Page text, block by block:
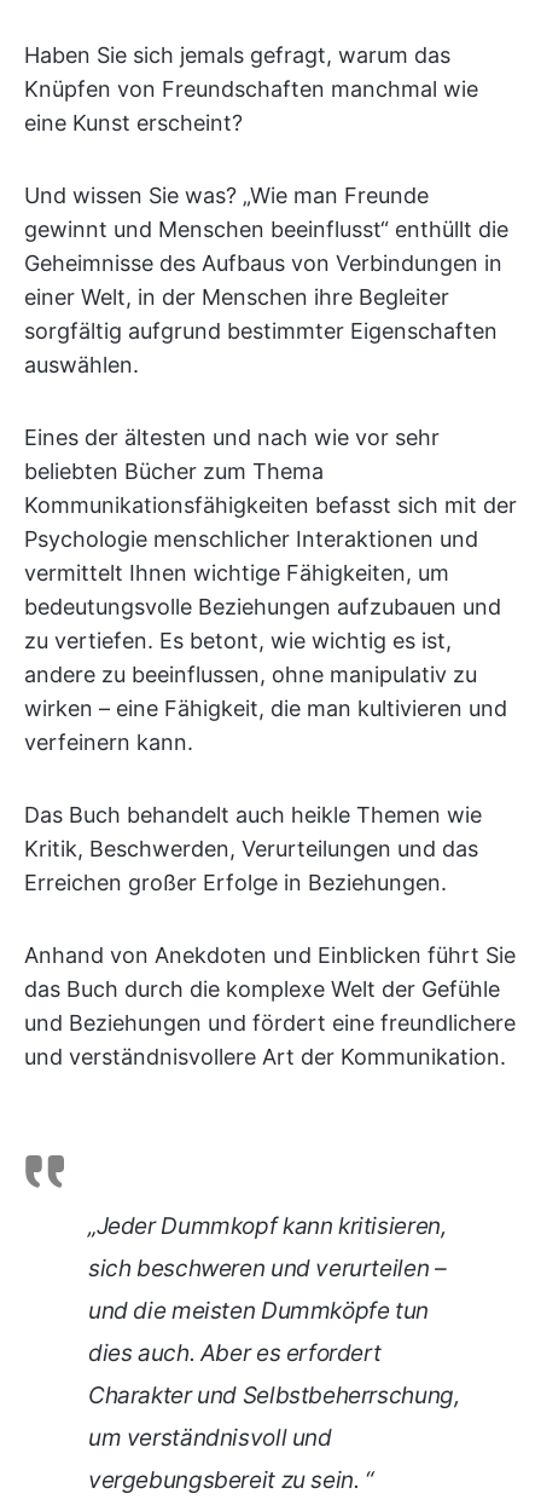
Haben Sie sich jemals gefragt, warum das
Knüpfen von Freundschaften manchmal wie
eine Kunst erscheint?
Und wissen Sie was? „Wie man Freunde
gewinnt und Menschen beeinflusst“ enthüllt die
Geheimnisse des Aufbaus von Verbindungen in
einer Welt, in der Menschen ihre Begleiter
sorgfältig aufgrund bestimmter Eigenschaften
auswählen.
Eines der ältesten und nach wie vor sehr
beliebten Bücher zum Thema
Kommunikationsfähigkeiten befasst sich mit der
Psychologie menschlicher Interaktionen und
vermittelt Ihnen wichtige Fähigkeiten, um
bedeutungsvolle Beziehungen aufzubauen und
zu vertiefen. Es betont, wie wichtig es ist,
andere zu beeinflussen, ohne manipulativ zu
wirken – eine Fähigkeit, die man kultivieren und
verfeinern kann.
Das Buch behandelt auch heikle Themen wie
Kritik, Beschwerden, Verurteilungen und das
Erreichen großer Erfolge in Beziehungen.
Anhand von Anekdoten und Einblicken führt Sie
das Buch durch die komplexe Welt der Gefühle
und Beziehungen und fördert eine freundlichere
und verständnisvollere Art der Kommunikation.
„Jeder Dummkopf kann kritisieren,
sich beschweren und verurteilen –
und die meisten Dummköpfe tun
dies auch. Aber es erfordert
Charakter und Selbstbeherrschung,
um verständnisvoll und
vergebungsbereit zu sein. “